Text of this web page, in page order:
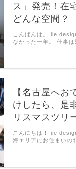
ス」発売！在
どんな空間？
こんばんは。 iie
なかった一年。 仕事は
【名古屋へお
けしたら、是
リスマスツリ
こんにちは！ iie
海エリアにお住まいの